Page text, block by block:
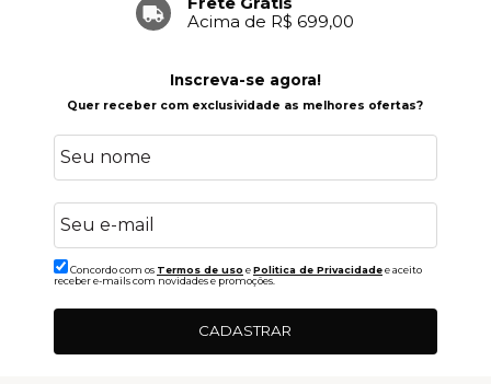
Acima de R$ 699,00
Inscreva-se agora!
Quer receber com exclusividade as melhores ofertas?
Concordo com os Termos de uso ePolitica de Privacidadee aceito
receber e-mails com novidades e promoções.
CADASTRAR